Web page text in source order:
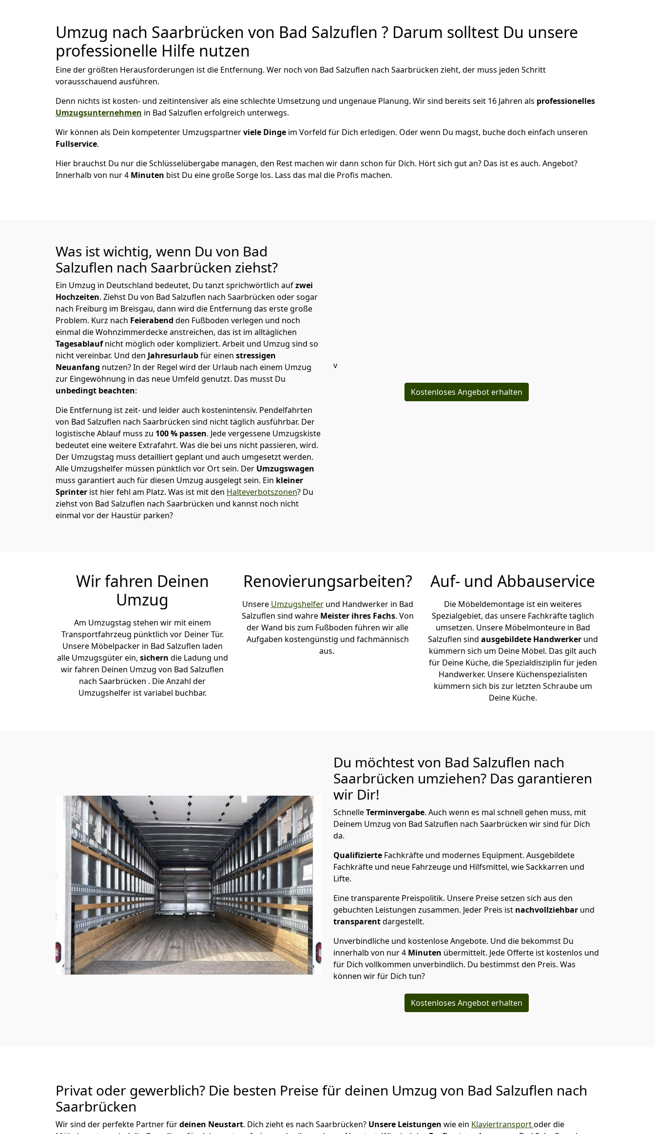
Umzug nach Saarbrücken von Bad Salzuflen ? Darum solltest Du unsere
professionelle Hilfe nutzen
Eine der größten Herausforderungen ist die Entfernung. Wer noch von Bad Salzuflen nach Saarbrücken zieht, der muss jeden Schritt
vorausschauend ausführen.
Denn nichts ist kosten- und zeitintensiver als eine schlechte Umsetzung und ungenaue Planung. Wir sind bereits seit 16 Jahren als professionelles
Umzugsunternehmen in Bad Salzuflen erfolgreich unterwegs.
Wir können als Dein kompetenter Umzugspartnerviele Dinge im Vorfeld für Dich erledigen. Oder wenn Du magst, buche doch einfach unseren
Fullservice.
Hier brauchst Du nur die Schlüsselübergabe managen, den Rest machen wir dann schon für Dich. Hört sich gut an? Das ist es auch. Angebot?
Innerhalb von nur 4 Minuten bist Du eine große Sorge los. Lass das mal die Profis machen.
Was ist wichtig, wenn Du von Bad
Salzuflen nach Saarbrücken ziehst?
Ein Umzug in Deutschland bedeutet, Du tanzt sprichwörtlich aufzwei
Hochzeiten. Ziehst Du von Bad Salzuflen nach Saarbrücken oder sogar
nach Freiburg im Breisgau, dann wird die Entfernung das erste große
Problem. Kurz nach Feierabend den Fußboden verlegen und noch
einmal die Wohnzimmerdecke anstreichen, das ist im alltäglichen
Tagesablaufnicht möglich oder kompliziert. Arbeit und Umzug sind so
nicht vereinbar. Und den Jahresurlaubfür einen stressigen
Neuanfang nutzen? In der Regel wird der Urlaub nach einem Umzug
zur Eingewöhnung in das neue Umfeld genutzt. Das musst Du
unbedingt beachten:
Die Entfernung ist zeit- und leider auch kostenintensiv. Pendelfahrten
von Bad Salzuflen nach Saarbrücken sind nicht täglich ausführbar. Der
logistische Ablauf muss zu 100 % passen. Jede vergessene Umzugskiste
bedeutet eine weitere Extrafahrt. Was die bei uns nicht passieren, wird.
Der Umzugstag muss detailliert geplant und auch umgesetzt werden.
Alle Umzugshelfer müssen pünktlich vor Ort sein. Der Umzugswagen
muss garantiert auch für diesen Umzug ausgelegt sein. Ein kleiner
Sprinter ist hier fehl am Platz. Was ist mit den Halteverbotszonen? Du
ziehst von Bad Salzuflen nach Saarbrücken und kannst noch nicht
einmal vor der Haustür parken?
v
Kostenloses Angebot erhalten
Wir fahren Deinen
Umzug
Am Umzugstag stehen wir mit einem
Transportfahrzeug pünktlich vor Deiner Tür.
Unsere Möbelpacker in Bad Salzuflen laden
alle Umzugsgüter ein, sichern die Ladung und
wir fahren Deinen Umzug von Bad Salzuflen
nach Saarbrücken . Die Anzahl der
Umzugshelfer ist variabel buchbar.
Renovierungsarbeiten?
Unsere Umzugshelferund Handwerker in Bad
Salzuflen sind wahre Meister ihres Fachs. Von
der Wand bis zum Fußboden führen wir alle
Aufgaben kostengünstig und fachmännisch
aus.
Auf- und Abbauservice
Die Möbeldemontage ist ein weiteres
Spezialgebiet, das unsere Fachkräfte täglich
umsetzen. Unsere Möbelmonteure in Bad
Salzuflen sind ausgebildete Handwerker und
kümmern sich um Deine Möbel. Das gilt auch
für Deine Küche, die Spezialdisziplin für jeden
Handwerker. Unsere Küchenspezialisten
kümmern sich bis zur letzten Schraube um
Deine Küche.
Du möchtest von Bad Salzuflen nach
Saarbrücken umziehen? Das garantieren
wir Dir!
SchnelleTerminvergabe. Auch wenn es mal schnell gehen muss, mit
Deinem Umzug von Bad Salzuflen nach Saarbrücken wir sind für Dich
da.
Qualifizierte Fachkräfte und modernes Equipment. Ausgebildete
Fachkräfte und neue Fahrzeuge und Hilfsmittel, wie Sackkarren und
Lifte.
Eine transparente Preispolitik. Unsere Preise setzen sich aus den
gebuchten Leistungen zusammen. Jeder Preis ist nachvollziehbar und
transparentdargestellt.
Unverbindliche und kostenlose Angebote. Und die bekommst Du
innerhalb von nur4 Minuten übermittelt. Jede Offerte ist kostenlos und
für Dich vollkommen unverbindlich. Du bestimmst den Preis. Was
können wir für Dich tun?
Kostenloses Angebot erhalten
Privat oder gewerblich? Die besten Preise für deinen Umzug von Bad Salzuflen nach
Saarbrücken
Wir sind der perfekte Partner fürdeinen Neustart. Dich zieht es nach Saarbrücken? Unsere Leistungen wie ein Klaviertransportoder die